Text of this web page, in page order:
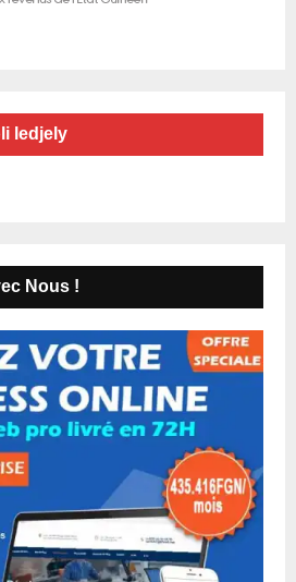
ledjely
Nous !